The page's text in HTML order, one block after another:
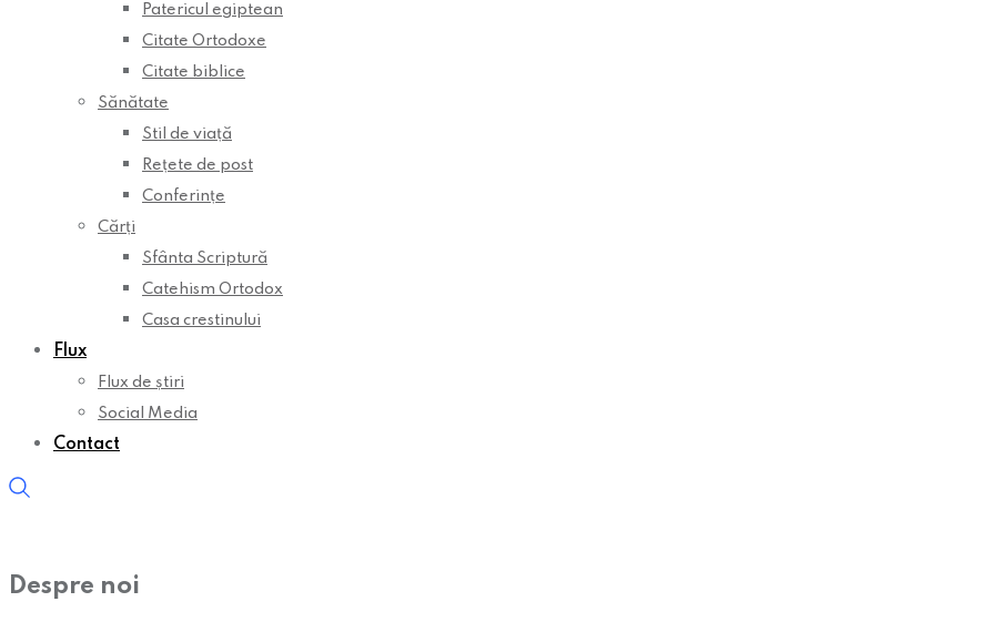
Patericul egiptean
Citate Ortodoxe
Citate biblice
Sănătate
Stil de viață
Rețete de post
Conferințe
Cărți
Sfânta Scriptură
Catehism Ortodox
Casa crestinului
Flux
Flux de știri
Social Media
Contact
Despre noi